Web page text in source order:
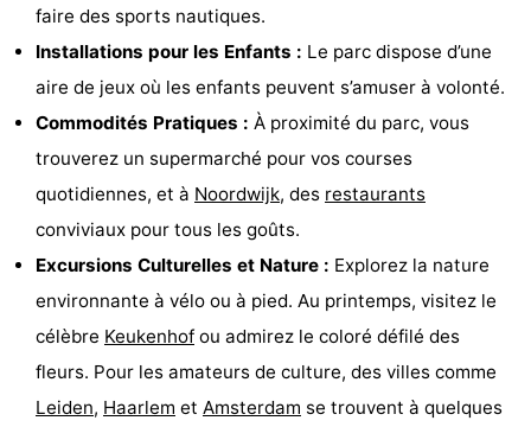
vue
Croisières
Terrains
de
jeux
Aires
jeux
intérieures
-
Experiences
Centres
de
bien-
être
Villages
villes
Nature
Sports
faire des sports nautiques.
Installations pour les Enfants : Le parc dispose d’une
aire de jeux où les enfants peuvent s’amuser à volonté.
Commodités Pratiques : À proximité du parc, vous
trouverez un supermarché pour vos courses
quotidiennes, et à Noordwijk, des restaurants
conviviaux pour tous les goûts.
Excursions Culturelles et Nature : Explorez la nature
environnante à vélo ou à pied. Au printemps, visitez le
célèbre Keukenhof ou admirez le coloré défilé des
fleurs. Pour les amateurs de culture, des villes comme
Leiden, Haarlem et Amsterdam se trouvent à quelques